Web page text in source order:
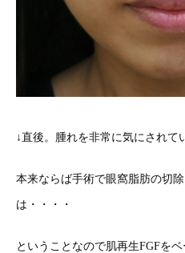
↓直後。腫れを非常に気にされて
本来ならば手術で眼窩脂肪の切
は・・・・
ということなので肌再生FGFを